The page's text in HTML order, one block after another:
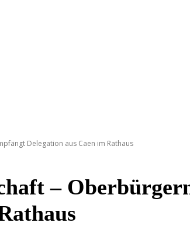
Delegation aus Caen im Rathaus
–